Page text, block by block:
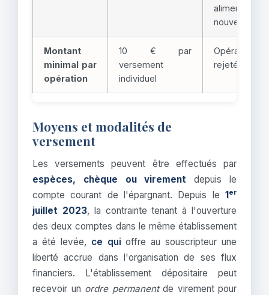
alimentation
nouvelle
Montant
minimal par
opération
10 € par
versement
individuel
Opération
rejetée
Moyens et modalités de
versement
Les versements peuvent être effectués par
espèces, chèque ou virement depuis le
compte courant de l'épargnant. Depuis le 1er
juillet 2023, la contrainte tenant à l'ouverture
des deux comptes dans le même établissement
a été levée, ce qui offre au souscripteur une
liberté accrue dans l'organisation de ses flux
financiers. L'établissement dépositaire peut
recevoir un ordre permanentde virement pour